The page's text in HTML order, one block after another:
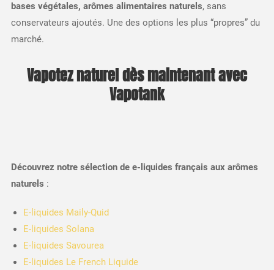
bases végétales, arômes alimentaires naturels, sans
conservateurs ajoutés. Une des options les plus “propres” du
marché.
Vapotez naturel dès maintenant avec
Vapotank
Découvrez notre sélection de e-liquides français aux arômes
naturels :
E-liquides Maily-Quid
E-liquides Solana
E-liquides Savourea
E-liquides Le French Liquide